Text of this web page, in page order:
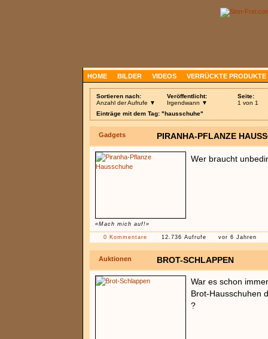
HOME BILDER VIDEOS VERRÜCKTE PRODUKTE
Sortieren nach:
Anzahl der Aufrufe ▼
Veröffentlicht:
Irgendwann ▼
Seite:
1 von 1
Einträge mit dem Tag: "hausschuhe"
Gadgets PIRANHA-PFLANZE
«Mach mich auf!»
Wer braucht
0 Kommentare 12.736 Aufrufe vor 6 Jahren
Auktionen BROT-SCHLAPPEN
War es schon
Brot-Hausschuhen
?